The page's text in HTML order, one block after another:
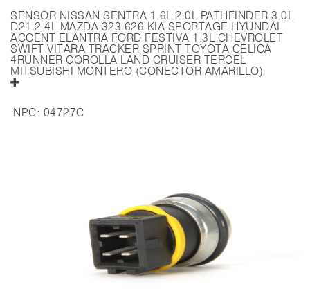
SENSOR NISSAN SENTRA 1.6L 2.0L PATHFINDER 3.0L
D21 2.4L MAZDA 323 626 KIA SPORTAGE HYUNDAI
ACCENT ELANTRA FORD FESTIVA 1.3L CHEVROLET
SWIFT VITARA TRACKER SPRINT TOYOTA CELICA
4RUNNER COROLLA LAND CRUISER TERCEL
MITSUBISHI MONTERO (CONECTOR AMARILLO)
NPC: 04727C